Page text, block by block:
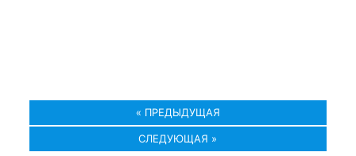
« ПРЕДЫДУЩАЯ
СЛЕДУЮЩАЯ »